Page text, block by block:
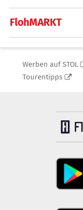
FlohMARKT
Werben auf STOL
Tourentipps